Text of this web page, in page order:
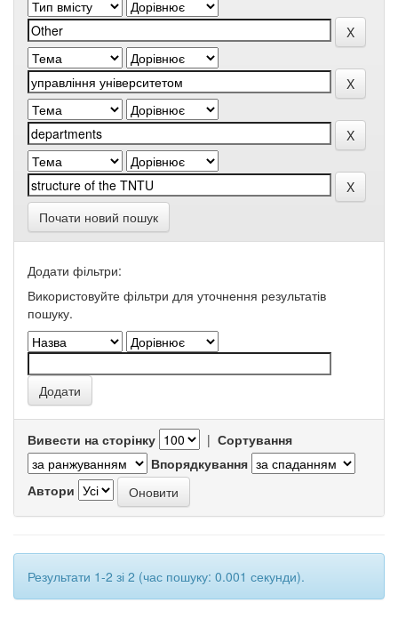
Почати новий пошук
Додати фільтри:
Використовуйте фільтри для уточнення результатів
пошуку.
Вивести на сторінку | Сортування
Впорядкування
Автори
Результати 1-2 зі 2 (час пошуку: 0.001 секунди).